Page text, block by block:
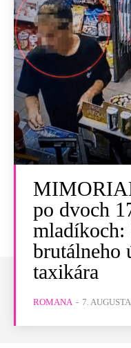
po dvoch
brutálneho
taxikára
ROMANA - 7.